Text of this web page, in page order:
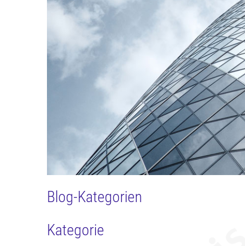
Blog-Kategorien
Kategorie